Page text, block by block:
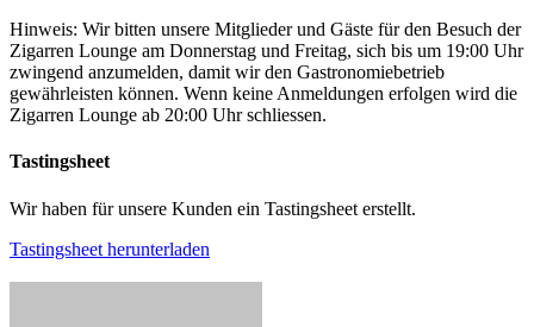
Hinweis: Wir bitten unsere Mitglieder und Gäste für den Besuch der
Zigarren Lounge am Donnerstag und Freitag, sich bis um 19:00 Uhr
zwingend anzumelden, damit wir den Gastronomiebetrieb
gewährleisten können. Wenn keine Anmeldungen erfolgen wird die
Zigarren Lounge ab 20:00 Uhr schliessen.
Tastingsheet
Wir haben für unsere Kunden ein Tastingsheet erstellt.
Tastingsheet herunterladen